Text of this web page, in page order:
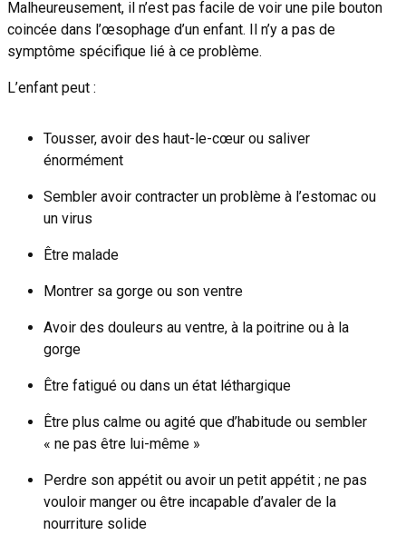
Malheureusement, il n’est pas facile de voir une pile bouton
coincée dans l’œsophage d’un enfant. Il n’y a pas de
symptôme spécifique lié à ce problème.
L’enfant peut :
Tousser, avoir des haut-le-cœur ou saliver
énormément
Sembler avoir contracter un problème à l’estomac ou
un virus
Être malade
Montrer sa gorge ou son ventre
Avoir des douleurs au ventre, à la poitrine ou à la
gorge
Être fatigué ou dans un état léthargique
Être plus calme ou agité que d’habitude ou sembler
« ne pas être lui-même »
Perdre son appétit ou avoir un petit appétit ; ne pas
vouloir manger ou être incapable d’avaler de la
nourriture solide